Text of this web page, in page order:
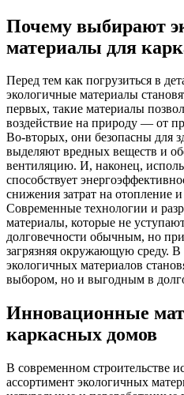
Почему выбирают
материалы для
Перед тем как погрузиться в
экологичные материалы
первых, такие материалы
воздействие на природу — от
Во-вторых, они безопасны для
выделяют вредных веществ и
вентиляцию. И, наконец,
способствует
снижения затрат на отопление
Современные технологии и
материалы, которые не
долговечности обычным, но
загрязняя окружающую среду. В
экологичных материалов
выбором, но и выгодным в
Инновационные
каркасных домов
В современном строительстве
ассортимент экологичных